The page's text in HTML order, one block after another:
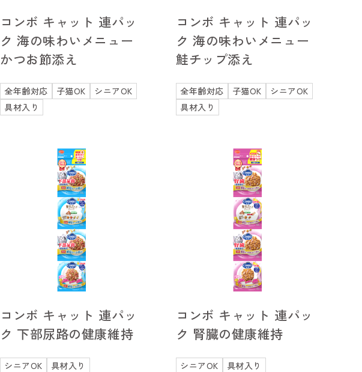
コンボ キャット 連パッ
ク 海の味わいメニュー
かつお節添え
全年齢対応 子猫OK
シニアOK
具材入り
コンボ キャット 連パッ
ク 海の味わいメニュー
鮭チップ添え
全年齢対応 子猫OK
シニアOK
具材入り
コンボ キャット 連パッ
ク 下部尿路の健康維持
シニアOK
具材入り
コンボ キャット 連パッ
ク 腎臓の健康維持
シニアOK 具材入り